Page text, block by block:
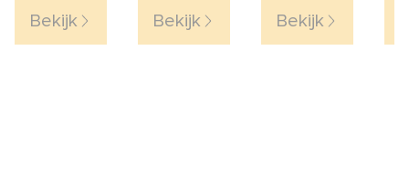
Bekijk
Bekijk
Bekijk